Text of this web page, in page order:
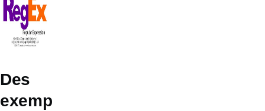
Des
exemp